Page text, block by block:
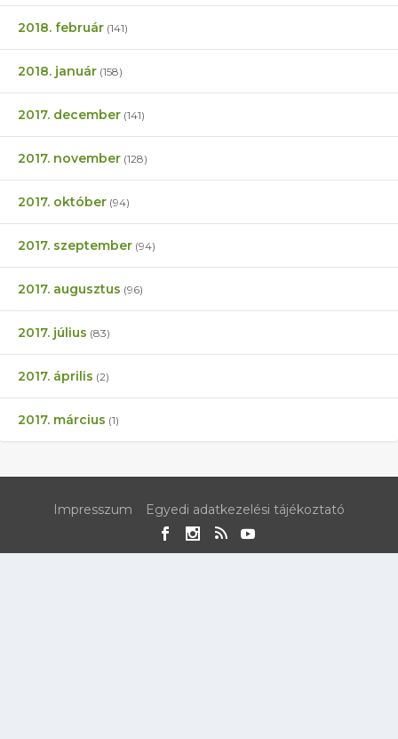
2018. február (141)
2018. január (158)
2017. december (141)
2017. november (128)
2017. október (94)
2017. szeptember (94)
2017. augusztus (96)
2017. július (83)
2017. április (2)
2017. március (1)
Impresszum Egyedi adatkezelési tájékoztató